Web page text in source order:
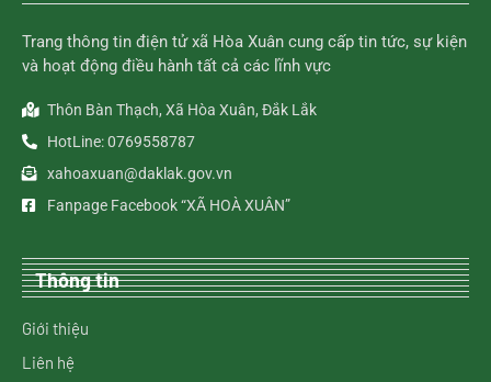
Trang thông tin điện tử xã Hòa Xuân cung cấp tin tức, sự kiện
và hoạt động điều hành tất cả các lĩnh vực
Thôn Bàn Thạch, Xã Hòa Xuân, Đắk Lắk
HotLine: 0769558787
xahoaxuan@daklak.gov.vn
Fanpage Facebook “XÃ HOÀ XUÂN”
Thông tin
Giới thiệu
Liên hệ